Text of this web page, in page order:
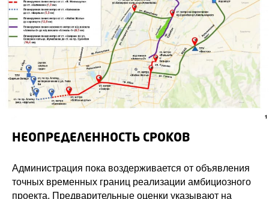
НЕОПРЕДЕЛЕННОСТЬ СРОКОВ
Администрация пока воздерживается от объявления
точных временных границ реализации амбициозного
проекта. Предварительные оценки указывают на